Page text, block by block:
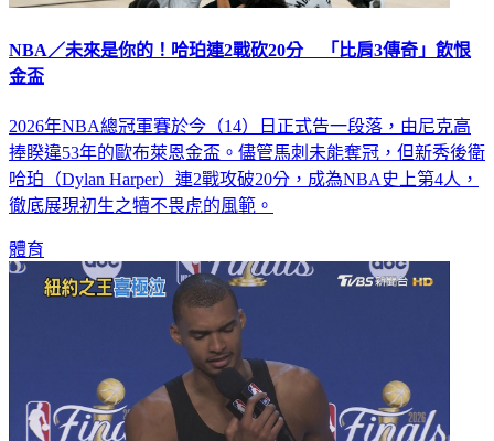
NBA／未來是你的！哈珀連2戰砍20分 「比肩3傳奇」飲恨
金盃
2026年NBA總冠軍賽於今（14）日正式告一段落，由尼克高
捧睽違53年的歐布萊恩金盃。儘管馬刺未能奪冠，但新秀後衛
哈珀（Dylan Harper）連2戰攻破20分，成為NBA史上第4人，
徹底展現初生之犢不畏虎的風範。
體育